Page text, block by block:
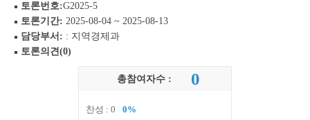
토론번호:G2025-5
토론기간: 2025-08-04 ~ 2025-08-13
담당부서: : 지역경제과
토론의견(0)
총참여자수 : 0
찬성 : 0 0%